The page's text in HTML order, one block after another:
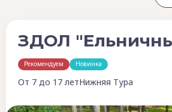
ЗДОЛ
Рекомендуем Новинка
От 7 до 17 летНижняя Тура